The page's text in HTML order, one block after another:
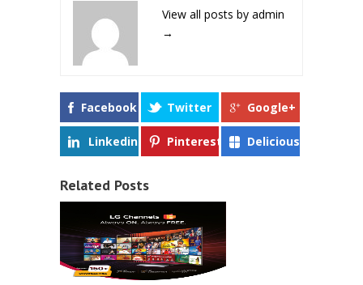
View all posts by admin
→
Facebook Twitter Google+
Linkedin Pinterest Delicious
Related Posts